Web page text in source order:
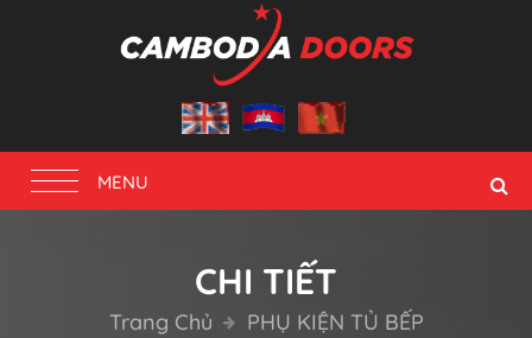
Toggle
navigation
MENU
CHI TIẾT
Trang Chủ
PHỤ KIỆN TỦ BẾP